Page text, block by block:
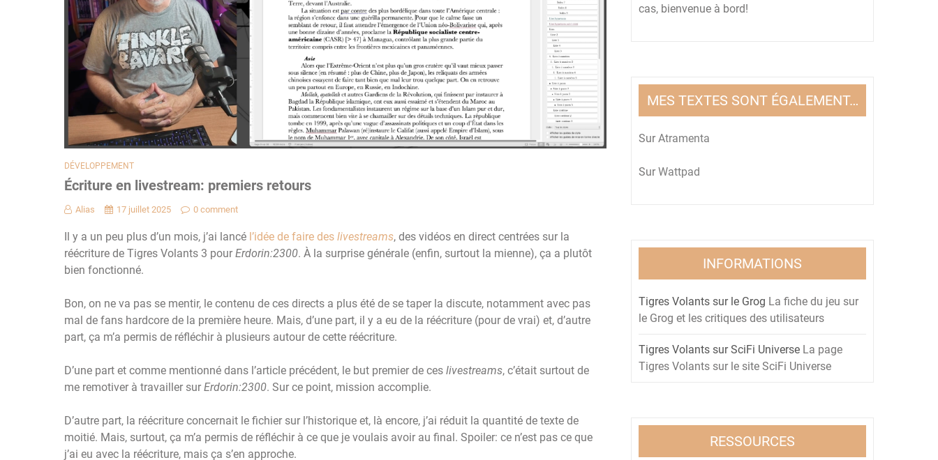
DÉVELOPPEMENT
Écriture en livestream: premiers retours
Alias 17 juillet 2025 0 comment
Il y a un peu plus d’un mois, j’ai lancé l’idée de faire des livestreams, des vidéos en direct centrées sur la
réécriture de Tigres Volants 3 pour Erdorin:2300. À la surprise générale (enfin, surtout la mienne), ça a plutôt
bien fonctionné.
Bon, on ne va pas se mentir, le contenu de ces directs a plus été de se taper la discute, notamment avec pas
mal de fans hardcore de la première heure. Mais, d’une part, il y a eu de la réécriture (pour de vrai) et, d’autre
part, ça m’a permis de réfléchir à plusieurs autour de cette réécriture.
D’une part et comme mentionné dans l’article précédent, le but premier de ces livestreams, c’était surtout de
me remotiver à travailler sur Erdorin:2300. Sur ce point, mission accomplie.
D’autre part, la réécriture concernait le fichier sur l’historique et, là encore, j’ai réduit la quantité de texte de
moitié. Mais, surtout, ça m’a permis de réfléchir à ce que je voulais avoir au final. Spoiler: ce n’est pas ce que
j’ai eu avec la réécriture, mais ça s’en approche.
cas, bienvenue à bord!
MES TEXTES SONT ÉGALEMENT…
Sur Atramenta
Sur Wattpad
INFORMATIONS
Tigres Volants sur le Grog La fiche du jeu sur
le Grog et les critiques des utilisateurs
Tigres Volants sur SciFi Universe La page
Tigres Volants sur le site SciFi Universe
RESSOURCES